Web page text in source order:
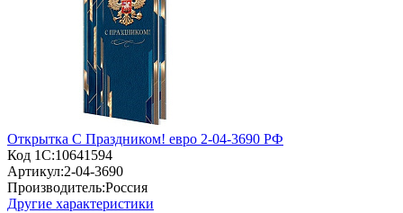
Открытка С Праздником! евро 2-04-3690 РФ
Код 1С:10641594
Артикул:2-04-3690
Производитель:Россия
Другие характеристики